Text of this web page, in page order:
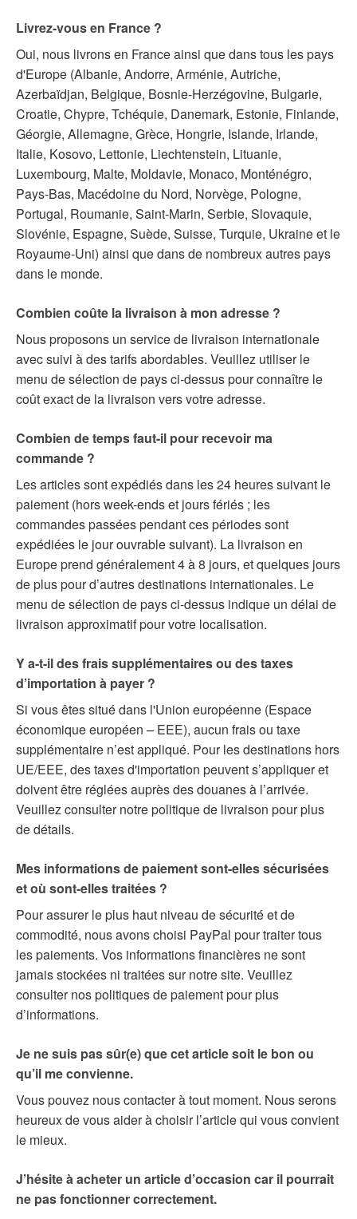
Livrez-vous en France ?
Oui, nous livrons en France ainsi que dans tous les pays
d'Europe (Albanie, Andorre, Arménie, Autriche,
Azerbaïdjan, Belgique, Bosnie-Herzégovine, Bulgarie,
Croatie, Chypre, Tchéquie, Danemark, Estonie, Finlande,
Géorgie, Allemagne, Grèce, Hongrie, Islande, Irlande,
Italie, Kosovo, Lettonie, Liechtenstein, Lituanie,
Luxembourg, Malte, Moldavie, Monaco, Monténégro,
Pays-Bas, Macédoine du Nord, Norvège, Pologne,
Portugal, Roumanie, Saint-Marin, Serbie, Slovaquie,
Slovénie, Espagne, Suède, Suisse, Turquie, Ukraine et le
Royaume-Uni) ainsi que dans de nombreux autres pays
dans le monde.
Combien coûte la livraison à mon adresse ?
Nous proposons un service de livraison internationale
avec suivi à des tarifs abordables. Veuillez utiliser le
menu de sélection de pays ci-dessus pour connaître le
coût exact de la livraison vers votre adresse.
Combien de temps faut-il pour recevoir ma
commande ?
Les articles sont expédiés dans les 24 heures suivant le
paiement (hors week-ends et jours fériés ; les
commandes passées pendant ces périodes sont
expédiées le jour ouvrable suivant). La livraison en
Europe prend généralement 4 à 8 jours, et quelques jours
de plus pour d’autres destinations internationales. Le
menu de sélection de pays ci-dessus indique un délai de
livraison approximatif pour votre localisation.
Y a-t-il des frais supplémentaires ou des taxes
d’importation à payer ?
Si vous êtes situé dans l'Union européenne (Espace
économique européen – EEE), aucun frais ou taxe
supplémentaire n’est appliqué. Pour les destinations hors
UE/EEE, des taxes d'importation peuvent s’appliquer et
doivent être réglées auprès des douanes à l’arrivée.
Veuillez consulter notre politique de livraison pour plus
de détails.
Mes informations de paiement sont-elles sécurisées
et où sont-elles traitées ?
Pour assurer le plus haut niveau de sécurité et de
commodité, nous avons choisi PayPal pour traiter tous
les paiements. Vos informations financières ne sont
jamais stockées ni traitées sur notre site. Veuillez
consulter nos politiques de paiement pour plus
d’informations.
Je ne suis pas sûr(e) que cet article soit le bon ou
qu’il me convienne.
Vous pouvez nous contacter à tout moment. Nous serons
heureux de vous aider à choisir l’article qui vous convient
le mieux.
J’hésite à acheter un article d’occasion car il pourrait
ne pas fonctionner correctement.